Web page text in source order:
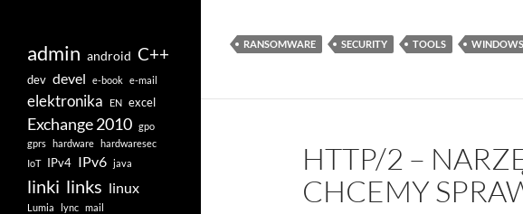
RANSOMWARE SECURITY TOOLS WINDOWS
HTTP/2 –
CHCEMY
admin android C++
dev devel e-book e-mail
elektronika EN excel
Exchange 2010 gpo
gprs hardware hardwaresec
IoT
IPv4 IPv6 java
linki links linux
Lumia lync mail